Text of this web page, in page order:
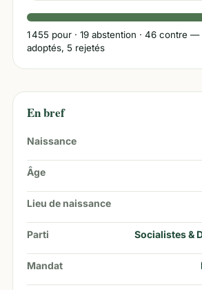
1 455 pour · 19 abstention · 46 contre —
adoptés, 5 rejetés
En bref
Naissance
Âge
Lieu de naissance
Parti Socialistes &
Mandat